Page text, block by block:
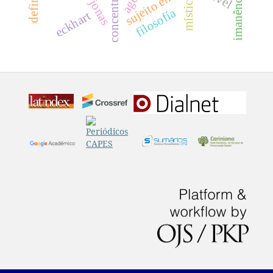
mística
eckhart imanência
filosofía